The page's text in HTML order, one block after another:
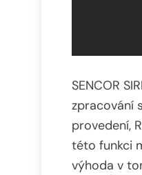
SENCOR
zpracování
provedení,
této funkci
výhoda v